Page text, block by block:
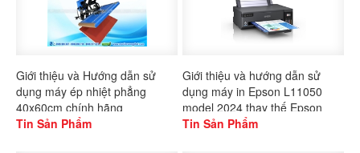
Giới thiệu và Hướng dẫn sử
dụng máy ép nhiệt phẳng
40x60cm chính hãng
Gaoshang
Tin Sản Phẩm
Giới thiệu và hướng dẫn sử
dụng máy in Epson L11050
model 2024 thay thế Epson
L1300
Tin Sản Phẩm